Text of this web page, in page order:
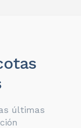
últimas